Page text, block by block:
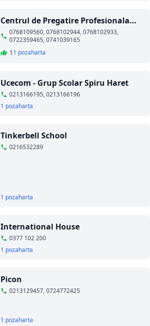
Centrul de Pregatire Profesionala
Alexanders
0768109560, 0768102944, 0768102933,
0722359465, 0741039165
1 1 pozaharta
Ucecom - Grup Scolar Spiru Haret
0213166195, 0213166196
1 pozaharta
Tinkerbell School
0216532289
1 pozaharta
International House
0377 102 200
1 pozaharta
Picon
0213129457, 0724772425
1 pozaharta